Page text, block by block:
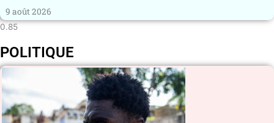
9 août 2026
POLITIQUE